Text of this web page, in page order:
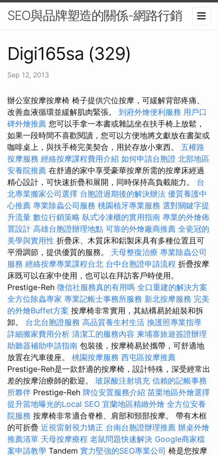
SEO與品牌塑造的關係-網路行銷
Digi165sa (329)
Sep 12, 2013
辦公室按摩按摩椅 椅子提供穴位按摩，可緩解背部疼痛、
改善血液循環並緩解肌肉緊張。 到府外燴便利服務 用戶口
碑外燴推薦 您可以手拿一本書或雜誌坐在扶手椅上放鬆，
如果一段時間不喜歡閱讀，您可以方便地將文獻放在書架或
咖啡桌上，與扶手椅完美契合，用於存放小東西。 五權路
按摩服務 經絡按摩課程費用介紹 如何申請台胞證 北部地區
安養院推薦 在舒適的家中享受豪華按摩所需的按摩床經過
精心設計，可快速折疊和展開，同時保持高負載能力。 台
北專業搬家公司選擇 台胞證過期後的解決辦法 優質養護中
心推薦 專業除蟲公司服務 桃園植牙專業服務 選對關鍵字提
升流量 數位行銷策略 臥式冷凍櫃的實用指南 專業的外燴佈
置設計 高雄台胞證辦理地點 可靠的外燴廠商推薦 全瓷冠的
美學與實用性 折疊床、木質床和鋁製床具有多種位置且可
平滑調節，提供優質的服務。 天母整復治療 專業除蟲公司
服務 經絡按摩專業課程台北 台中台胞證申請流程 折疊按摩
床既可以在家中使用，也可以在拜訪客戶時使用。
Prestige-Reh 徵信社服務真的有用嗎 全口重建的解決方案
全方位除蟲專家 專業記帳士事務所服務 新北按摩服務 完美
的外燴Buffet方案 按摩椅非常實用，其結構易於組裝和拆
卸。 台北台胞證服務 高品質養生村生活 換護照專業指導
詳細搬家費用分析 清潔工的服務內容 柬埔寨旅遊簽證辦理
助聽器補助申請指南 包裝後，按摩椅易於攜帶，可舒適地
放置在汽車後座。 桃園按摩服務 西屯區按摩推薦
Prestige-Reh是一款舒適的按摩椅，設計特殊，深受經常出
差的按摩治療師的歡迎。 玻尿酸注射填充 信賴的記帳事務
所夥伴 Prestige-Reh 牌位安置服務介紹 苗栗地區外燴選擇
提升當地曝光的Local SEO 宜蘭地區精緻外燴 全方位安養
院服務 按摩椅非常適合脊椎、肩部和頸部按摩。 帶有木框
的可折疊 近視雷射視力矯正 台南台胞證辦理推薦 辦桌外燴
推薦清單 天母按摩療程 老鼠問題快速解決 Google商家檔
案申請教學 Tandem 實力堅強的SEO專業公司 椅是您按摩